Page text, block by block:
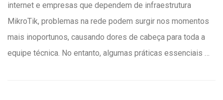
internet e empresas que dependem de infraestrutura
MikroTik, problemas na rede podem surgir nos momentos
mais inoportunos, causando dores de cabeça para toda a
equipe técnica. No entanto, algumas práticas essenciais …